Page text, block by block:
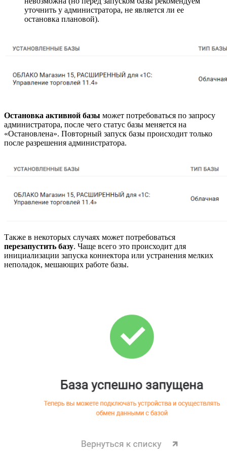
уточнить у администратора, не является ли ее
остановка плановой).
Остановка активной базы может потребоваться по запросу
администратора, после чего статус базы меняется на
«Остановлена». Повторный запуск базы происходит только
после разрешения администратора.
Также в некоторых случаях может потребоваться
перезапустить базу. Чаще всего это происходит для
инициализации запуска коннектора или устранения мелких
неполадок, мешающих работе базы.